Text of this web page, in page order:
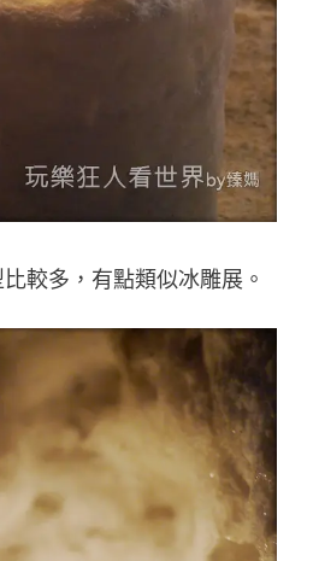
較多，有點類似冰雕展。